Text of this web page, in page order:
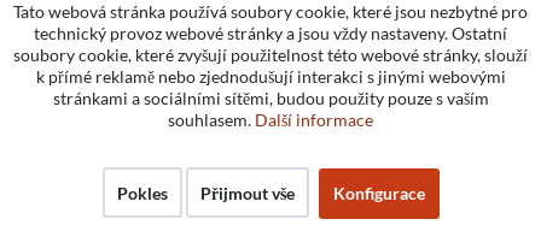
Tato webová stránka používá soubory cookie, které jsou nezbytné pro
technický provoz webové stránky a jsou vždy nastaveny. Ostatní
soubory cookie, které zvyšují použitelnost této webové stránky, slouží
k přímé reklamě nebo zjednodušují interakci s jinými webovými
stránkami a sociálními sítěmi, budou použity pouze s vaším
souhlasem. Další informace
Pokles Přijmout vše Konfigurace